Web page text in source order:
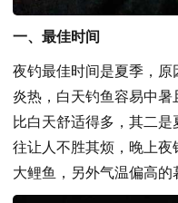
一、最佳时间
夜钓最佳时间是夏季，原
炎热，白天钓鱼容易中
比白天舒适得多，其二
往让人不胜其烦，晚上夜
大鲤鱼，另外气温偏高的